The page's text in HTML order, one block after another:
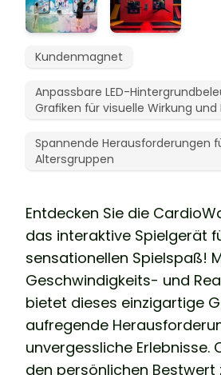
Kundenmagnet
Anpassbare LED-
Grafiken für visuelle Wirkung und
Spannende Herausforderungen
Altersgruppen
Entdecken Sie die
das interaktive Spielgerät
sensationellen Spielspaß!
Geschwindigkeits- und
bietet dieses einzigartige
aufregende
unvergessliche Erlebnisse.
den persönlichen Bestwert